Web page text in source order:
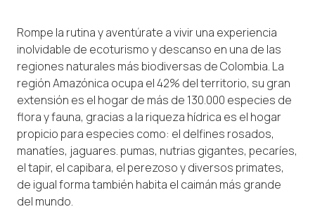
Rompe la rutina y aventúrate a vivir una experiencia
inolvidable de ecoturismo y descanso en una de las
regiones naturales más biodiversas de Colombia. La
región Amazónica ocupa el 42% del territorio, su gran
extensión es el hogar de más de 130.000 especies de
flora y fauna, gracias a la riqueza hídrica es el hogar
propicio para especies como: el delfines rosados,
manatíes, jaguares. pumas, nutrias gigantes, pecaríes,
el tapir, el capibara, el perezoso y diversos primates,
de igual forma también habita el caimán más grande
del mundo.